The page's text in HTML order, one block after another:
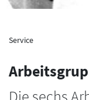
Service